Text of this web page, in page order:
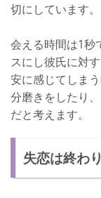
切にしています。
会える時間は1秒
スにし彼氏に対
安に感じてしま
分磨きをしたり
だと考えます。
失恋は終わ